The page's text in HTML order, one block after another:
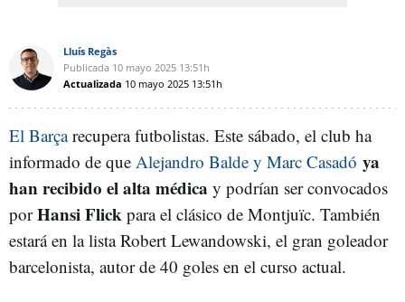
Lluís Regàs
Publicada 10 mayo 2025 13:51h
Actualizada 10 mayo 2025 13:51h
El Barçarecupera futbolistas. Este sábado, el club ha
informado de que Alejandro Balde y Marc Casadó ya
han recibido el alta médica y podrían ser convocados
porHansi Flick para el clásico de Montjuïc. También
estará en la lista Robert Lewandowski, el gran goleador
barcelonista, autor de 40 goles en el curso actual.